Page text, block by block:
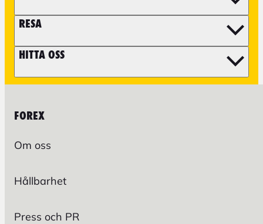
RESA
HITTA OSS
FOREX
Om oss
Hållbarhet
Press och PR